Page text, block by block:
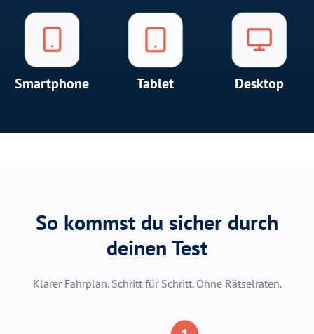
Smartphone Tablet Desktop
So kommst du sicher durch
deinen Test
Klarer Fahrplan. Schritt für Schritt. Ohne Rätselraten.